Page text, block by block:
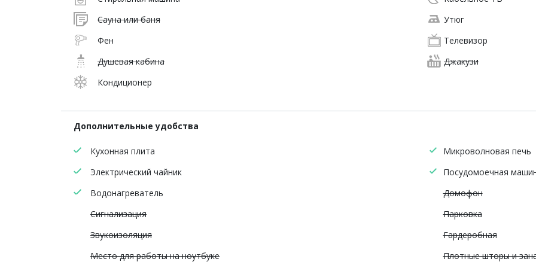
Сауна или баня
Утюг
Фен
Телевизор
Душевая кабина
Джакузи
Кондиционер
Дополнительные удобства
Кухонная плита
Микроволновая печь
Электрический чайник
Посудомоечная
Водонагреватель
Домофон
Сигнализация
Парковка
Звукоизоляция
Гардеробная
Место для работы на ноутбуке
Плотные шторы и